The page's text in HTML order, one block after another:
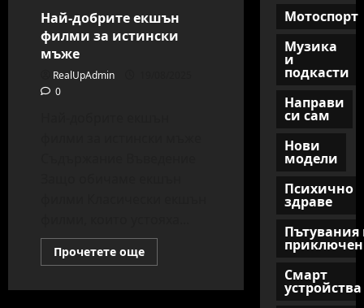
полудя
отново?
Най-добрите екшън
филми за истински
мъже
RealUpAdmin
0
Прочетете ощеRead
more
Мотоспорт
Музика
и
подкасти
Направи
си сам
Нови
модели
Психично
здраве
Пътувания
Смарт
устройства